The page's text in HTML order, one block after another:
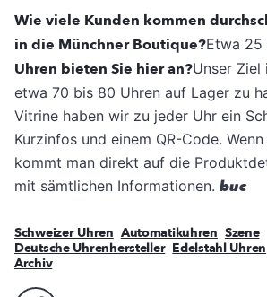
Wie viele Kunden kommen
in die Münchner Boutique?Etwa 25
Uhren bieten Sie hier an?Unser Ziel
etwa 70 bis 80 Uhren auf Lager zu
Vitrine haben wir zu jeder Uhr ein
Kurzinfos und einem QR-Code.
kommt man direkt auf die
mit sämtlichen Informationen. buc
Schweizer Uhren Automatikuhren Szene
Deutsche Uhrenhersteller Edelstahl Uhren
Archiv